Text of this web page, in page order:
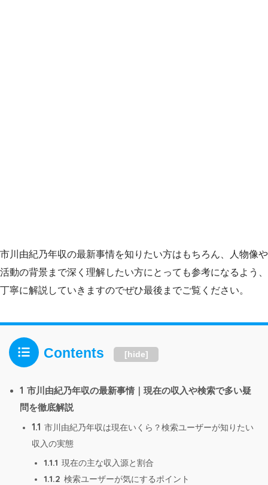
市川由紀乃年収の最新事情を知りたい方はもちろん、人物像や
活動の背景まで深く理解したい方にとっても参考になるよう、
丁寧に解説していきますのでぜひ最後までご覧ください。
Contents [hide]
1 市川由紀乃年収の最新事情｜現在の収入や検索で多い疑
問を徹底解説
1.1 市川由紀乃年収は現在いくら？検索ユーザーが知りたい
収入の実態
1.1.1 現在の主な収入源と割合
1.1.2 検索ユーザーが気にするポイント